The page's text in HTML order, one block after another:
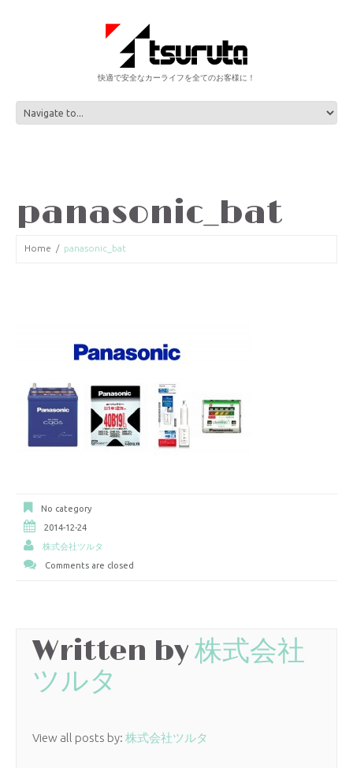
快適で安全なカーライフを全てのお客様に！
panasonic_bat
Home panasonic_bat
No category
2014-12-24
株式会社ツルタ
Comments are closed
Written by株式会社
ツルタ
View all posts by: 株式会社ツルタ